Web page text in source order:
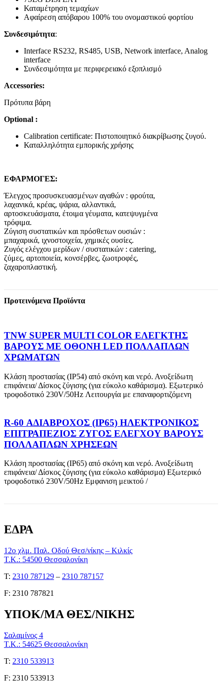
Καταμέτρηση τεμαχίων
Αφαίρεση απόβαρου 100% του ονομαστικού φορτίου
Συνδεσιμότητα:
Interface RS232, RS485, USB, Network interface, Analog
interface
Συνδεσιμότητα με περιφερειακό εξοπλισμό
Accessories:
Πρότυπα βάρη
Οptional :
Calibration certificate: Πιστοποιητικό διακρίβωσης ζυγού.
Καταλληλότητα εμπορικής χρήσης
ΕΦΑΡΜΟΓΕΣ:
Έλεγχος προσυσκευασμένων αγαθών : φρούτα,
λαχανικά, κρέας, ψάρια, αλλαντικά,
αρτοσκευάσματα, έτοιμα γέυματα, κατεψυγμένα
τρόφιμα.
Ζύγιση συστατικών και πρόσθετων ουσιών :
μπαχαρικά, ιχνοστοιχεία, χημικές ουσίες.
Ζυγός ελέγχου μερίδων / συστατικών : catering,
ζύμες, αρτοποιεία, κονσέρβες, ζωοτροφές,
ζαχαροπλαστική.
Προτεινόμενα Προϊόντα
TNW SUPER MULTI COLOR ΕΛΕΓΚΤΗΣ
ΒΑΡΟΥΣ ΜΕ ΟΘΟΝΗ LED ΠΟΛΛΑΠΛΩΝ
ΧΡΩΜΑΤΩΝ
Κλάση προστασίας (ΙΡ54) από σκόνη και νερό. Ανοξείδωτη
επιφάνεια/ Δίσκος ζύγισης (για εύκολο καθάρισμα). Εξωτερικό
τροφοδοτικό 230V/50Hz Λειτουργία με επαναφορτιζόμενη
R-60 ΑΔΙΑΒΡΟΧΟΣ (ΙΡ65) HΛΕΚΤΡΟΝΙΚΟΣ
ΕΠΙΤΡΑΠΕΖΙΟΣ ΖΥΓΟΣ ΕΛΕΓΧΟΥ ΒΑΡΟΥΣ
ΠΟΛΛΑΠΛΩΝ ΧΡΗΣΕΩΝ
Κλάση προστασίας (ΙΡ65) από σκόνη και νερό. Ανοξείδωτη
επιφάνεια/ Δίσκος ζύγισης (για εύκολο καθάρισμα) Εξωτερικό
τροφοδοτικό 230V/50Hz Εμφανιση μεικτού /
ΕΔΡΑ
12ο χλμ. Παλ. Οδού Θεσ/νίκης – Κιλκίς
Τ.Κ.: 54500 Θεσσαλονίκη
Τ: 2310 787129 – 2310 787157
F: 2310 787821
ΥΠΟΚ/ΜΑ ΘΕΣ/ΝΙΚΗΣ
Σαλαμίνος 4
Τ.Κ.: 54625 Θεσσαλονίκη
Τ: 2310 533913
F: 2310 533913